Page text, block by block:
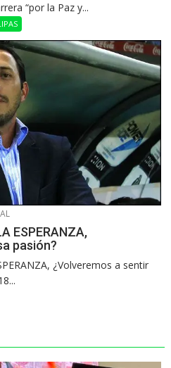
“por la Paz y...
ESPERANZA,
pasión?
¿Volveremos a sentir